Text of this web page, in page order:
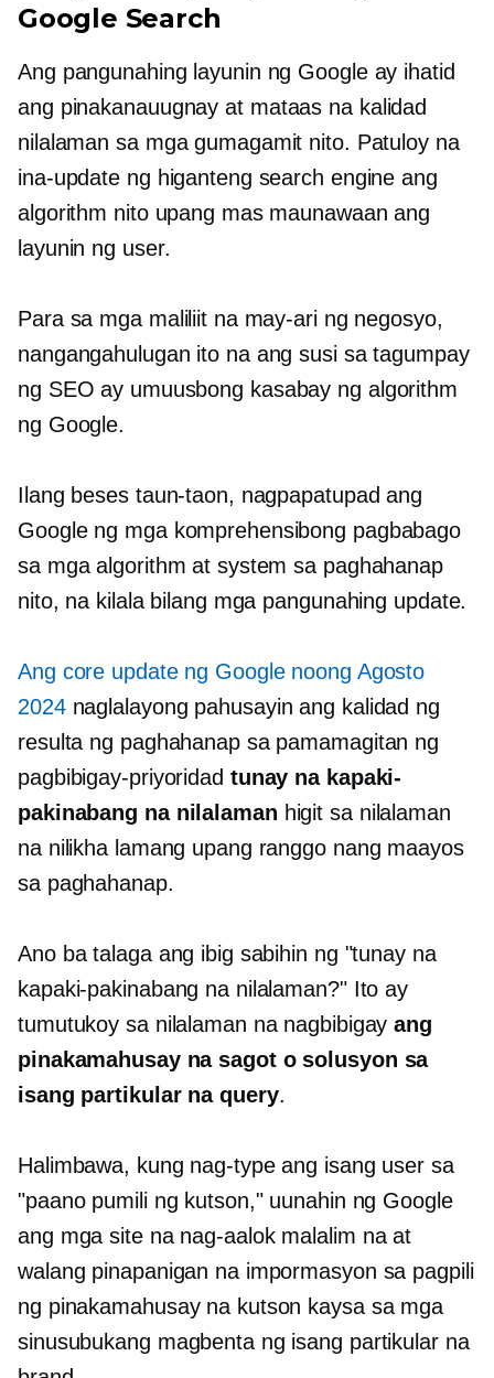
Google Search
Ang pangunahing layunin ng Google ay ihatid
ang pinakanauugnay at mataas na kalidad
nilalaman sa mga gumagamit nito. Patuloy na
ina-update ng higanteng search engine ang
algorithm nito upang mas maunawaan ang
layunin ng user.
Para sa mga maliliit na may-ari ng negosyo,
nangangahulugan ito na ang susi sa tagumpay
ng SEO ay umuusbong kasabay ng algorithm
ng Google.
Ilang beses taun-taon, nagpapatupad ang
Google ng mga komprehensibong pagbabago
sa mga algorithm at system sa paghahanap
nito, na kilala bilang mga pangunahing update.
Ang core update ng Google noong Agosto
2024naglalayong pahusayin ang kalidad ng
resulta ng paghahanap sa pamamagitan ng
pagbibigay-priyoridad tunay na kapaki-
pakinabang na nilalaman higit sa nilalaman
na nilikha lamang upang ranggo nang maayos
sa paghahanap.
Ano ba talaga ang ibig sabihin ng "tunay na
kapaki-pakinabang na nilalaman?" Ito ay
tumutukoy sa nilalaman na nagbibigayang
pinakamahusay na sagot o solusyon sa
isang partikular na query.
Halimbawa, kung nag-type ang isang user sa
"paano pumili ng kutson," uunahin ng Google
ang mga site na nag-aalok malalim naat
walang pinapanigan na impormasyon sa pagpili
ng pinakamahusay na kutson kaysa sa mga
sinusubukang magbenta ng isang partikular na